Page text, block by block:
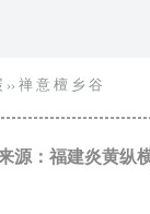
›› 禅 意 檀 乡 谷
源：福建炎黄纵